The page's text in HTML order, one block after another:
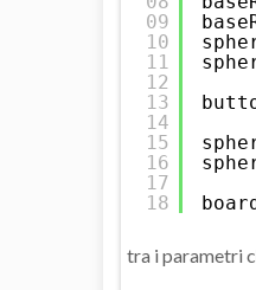
09
10
11
12
13
14
15
16
17
18
tra i parametri